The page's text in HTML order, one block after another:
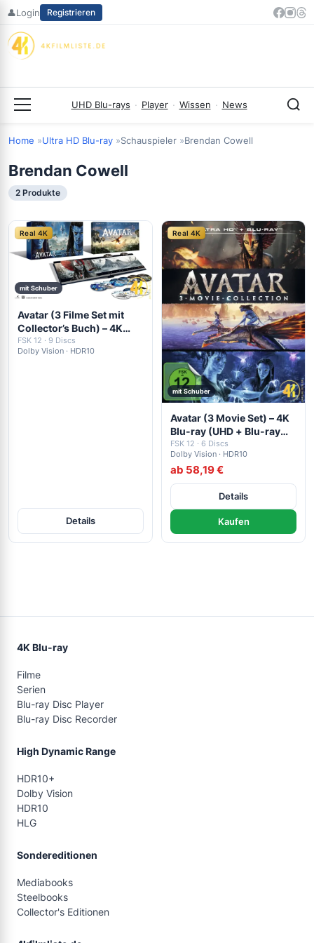
Zum
springen
👤Login Registrieren
UHD Blu-rays · Player · Wissen · News
Home Ultra HD Blu-ray Schauspieler Brendan Cowell
Brendan Cowell
2 Produkte
Real 4K
mit Schuber
Avatar (3 Filme Set mit
Collector’s Buch) – 4K
Blu-ray (UHD + Blu-ray
Disc)
FSK 12 · 9 Discs
Dolby Vision · HDR10
Details
Real 4K
mit Schuber
Avatar (3 Movie Set) – 4K
Blu-ray (UHD + Blu-ray
Disc)
FSK 12 · 6 Discs
Dolby Vision · HDR10
ab 58,19 €
Details
Kaufen
4K Blu-ray
Filme
Serien
Blu-ray Disc Player
Blu-ray Disc Recorder
High Dynamic Range
HDR10+
Dolby Vision
HDR10
HLG
Sondereditionen
Mediabooks
Steelbooks
Collector's Editionen